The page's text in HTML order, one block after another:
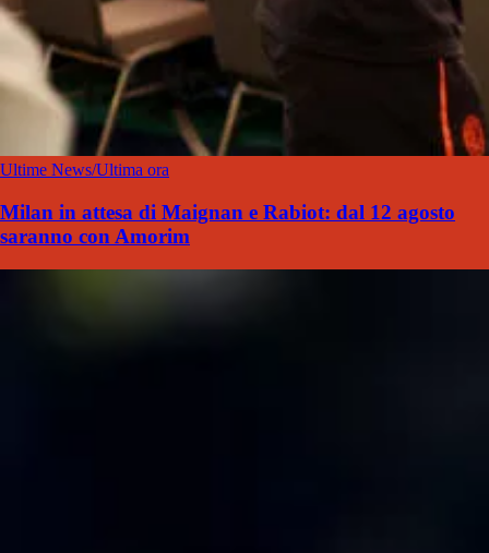
Ultime News/Ultima ora
Milan in attesa di Maignan e Rabiot: dal 12 agosto
saranno con Amorim